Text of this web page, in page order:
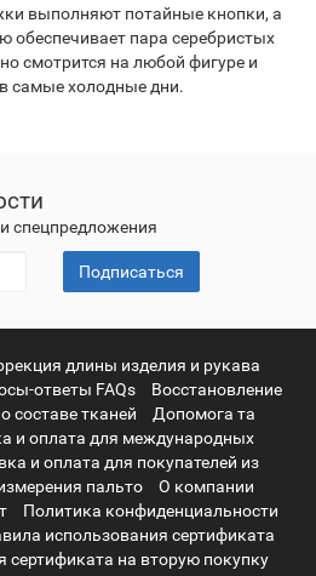
выполняют потайные кнопки, а
обеспечивает пара серебристых
смотрится на любой фигуре и
самые холодные дни.
спецпредложения
Подписаться
длины изделия и рукава
ответы FAQs
Восстановление
составе тканей
Допомога та
и оплата для международных
и оплата для покупателей из
пальто
О компании
Политика конфиденциальности
использования сертификата
сертификата на вторую покупку